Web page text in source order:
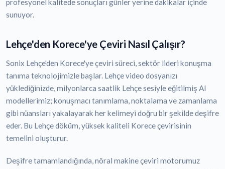
profesyonel kalitede sonuçları günler yerine dakikalar içinde
sunuyor.
Lehçe'den Korece'ye Çeviri Nasıl Çalışır?
Sonix Lehçe'den Korece'ye çeviri süreci, sektör lideri konuşma
tanıma teknolojimizle başlar. Lehçe video dosyanızı
yüklediğinizde, milyonlarca saatlik Lehçe sesiyle eğitilmiş AI
modellerimiz; konuşmacı tanımlama, noktalama ve zamanlama
gibi nüansları yakalayarak her kelimeyi doğru bir şekilde deşifre
eder. Bu Lehçe döküm, yüksek kaliteli Korece çevirisinin
temelini oluşturur.
Deşifre tamamlandığında, nöral makine çeviri motorumuz